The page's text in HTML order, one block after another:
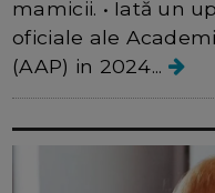
mamicii. • Iată un
oficiale ale
(AAP) in 2024...